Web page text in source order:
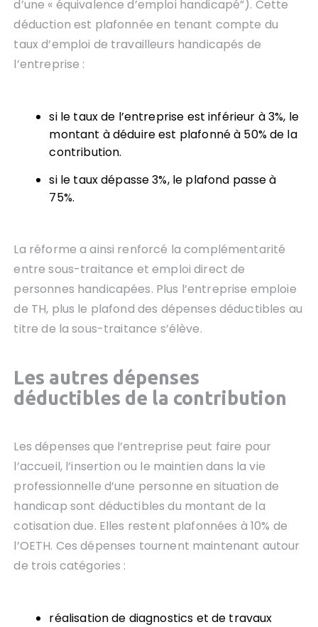
d’une « équivalence d’emploi handicapé”). Cette
déduction est plafonnée en tenant compte du
taux d’emploi de travailleurs handicapés de
l’entreprise :
si le taux de l’entreprise est inférieur à 3%, le
montant à déduire est plafonné à 50% de la
contribution.
si le taux dépasse 3%, le plafond passe à
75%.
La réforme a ainsi renforcé la complémentarité
entre sous-traitance et emploi direct de
personnes handicapées. Plus l’entreprise emploie
de TH, plus le plafond des dépenses déductibles au
titre de la sous-traitance s’élève.
Les autres dépenses
déductibles de la contribution
Les dépenses que l’entreprise peut faire pour
l’accueil, l’insertion ou le maintien dans la vie
professionnelle d’une personne en situation de
handicap sont déductibles du montant de la
cotisation due. Elles restent plafonnées à 10% de
l’OETH. Ces dépenses tournent maintenant autour
de trois catégories :
réalisation de diagnostics et de travaux